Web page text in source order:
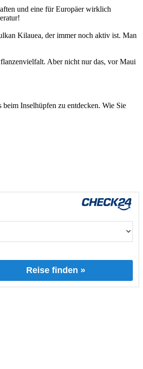
und eine für Europäer wirklich
Kilauea, der immer noch aktiv ist. Man
Aber nicht nur das, vor Maui
Inselhüpfen zu entdecken. Wie Sie
Reise finden »